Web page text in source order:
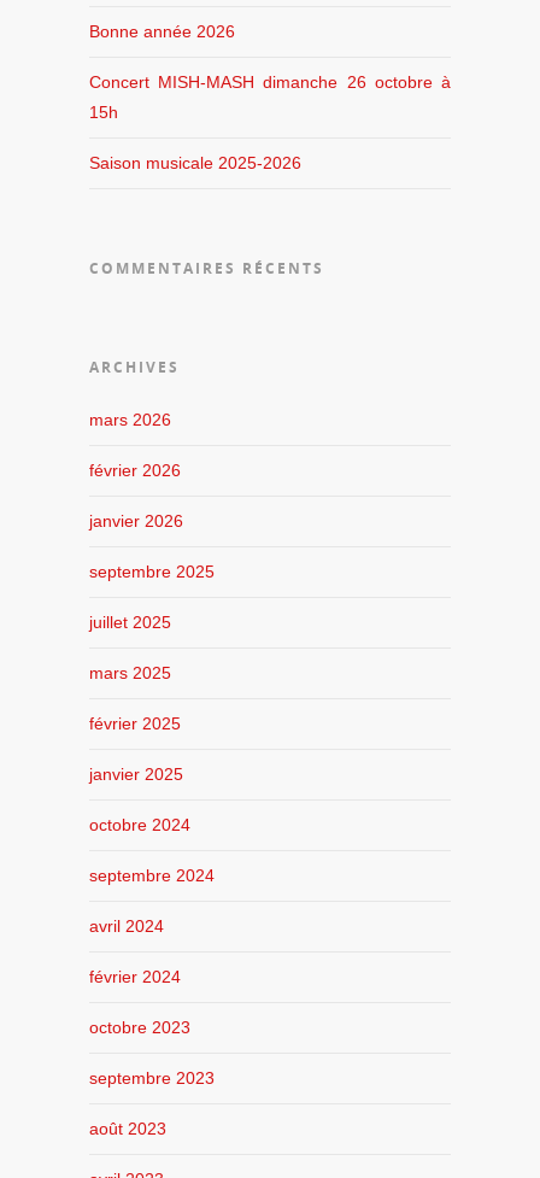
Bonne année 2026
Concert MISH-MASH dimanche 26 octobre à
15h
Saison musicale 2025-2026
COMMENTAIRES RÉCENTS
ARCHIVES
mars 2026
février 2026
janvier 2026
septembre 2025
juillet 2025
mars 2025
février 2025
janvier 2025
octobre 2024
septembre 2024
avril 2024
février 2024
octobre 2023
septembre 2023
août 2023